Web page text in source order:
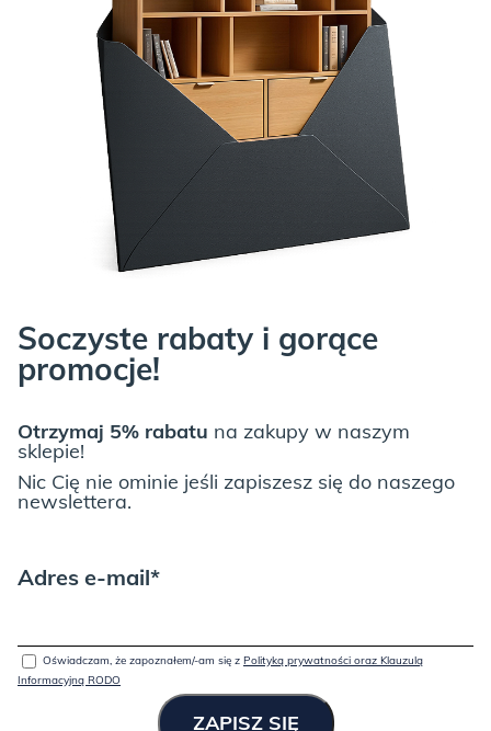
Soczyste rabaty i gorące
promocje!
Otrzymaj 5% rabatu na zakupy w naszym
sklepie!
Nic Cię nie ominie jeśli zapiszesz się do naszego
newslettera.
Adres e-mail*
Oświadczam, że zapoznałem/-am się z Polityką prywatności oraz Klauzulą
Informacyjną RODO